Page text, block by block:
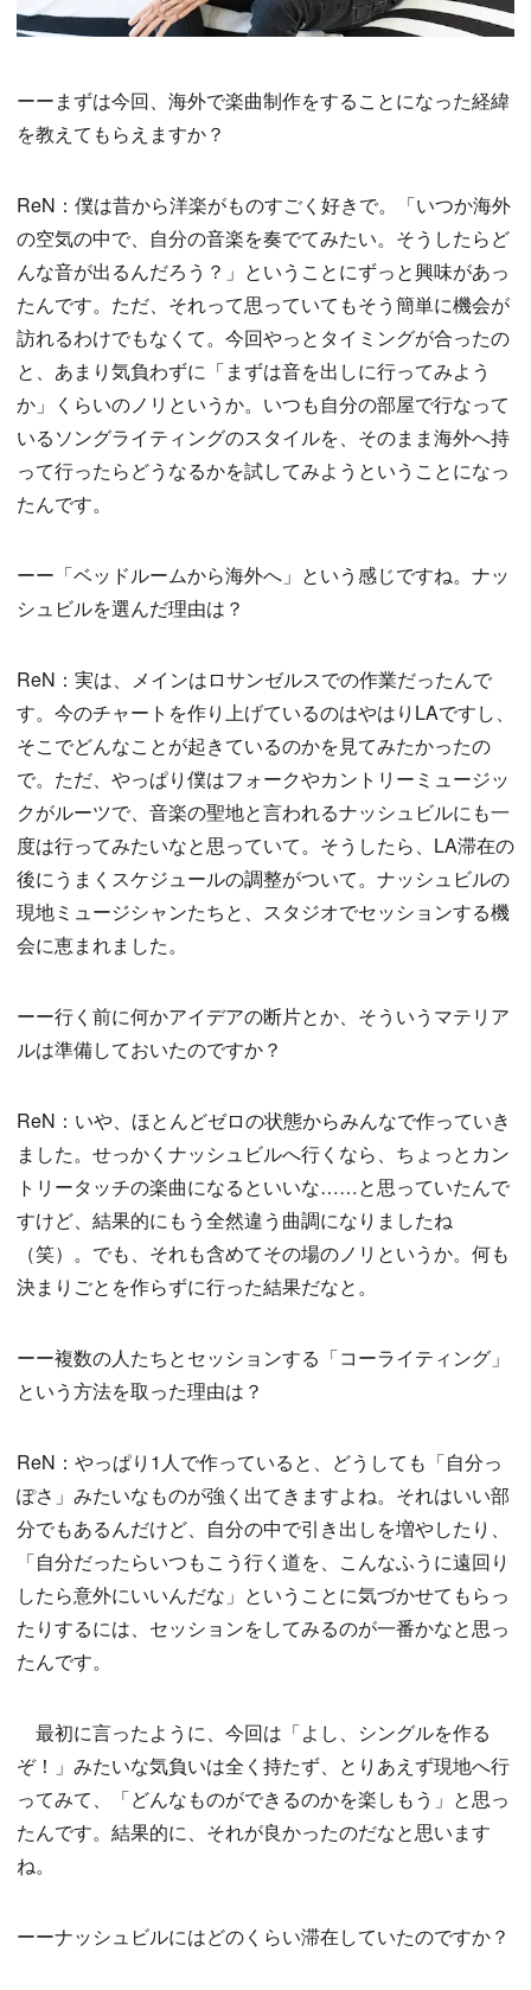
ーーまずは今回、海外で楽曲制作をすることになった経緯
を教えてもらえますか？
ReN：僕は昔から洋楽がものすごく好きで。「いつか海外
の空気の中で、自分の音楽を奏でてみたい。そうしたらど
んな音が出るんだろう？」ということにずっと興味があっ
たんです。ただ、それって思っていてもそう簡単に機会が
訪れるわけでもなくて。今回やっとタイミングが合ったの
と、あまり気負わずに「まずは音を出しに行ってみよう
か」くらいのノリというか。いつも自分の部屋で行なって
いるソングライティングのスタイルを、そのまま海外へ持
って行ったらどうなるかを試してみようということになっ
たんです。
ーー「ベッドルームから海外へ」という感じですね。ナッ
シュビルを選んだ理由は？
ReN：実は、メインはロサンゼルスでの作業だったんで
す。今のチャートを作り上げているのはやはりLAですし、
そこでどんなことが起きているのかを見てみたかったの
で。ただ、やっぱり僕はフォークやカントリーミュージッ
クがルーツで、音楽の聖地と言われるナッシュビルにも一
度は行ってみたいなと思っていて。そうしたら、LA滞在の
後にうまくスケジュールの調整がついて。ナッシュビルの
現地ミュージシャンたちと、スタジオでセッションする機
会に恵まれました。
ーー行く前に何かアイデアの断片とか、そういうマテリア
ルは準備しておいたのですか？
ReN：いや、ほとんどゼロの状態からみんなで作っていき
ました。せっかくナッシュビルへ行くなら、ちょっとカン
トリータッチの楽曲になるといいな……と思っていたんで
すけど、結果的にもう全然違う曲調になりましたね
（笑）。でも、それも含めてその場のノリというか。何も
決まりごとを作らずに行った結果だなと。
ーー複数の人たちとセッションする「コーライティング」
という方法を取った理由は？
ReN：やっぱり1人で作っていると、どうしても「自分っ
ぽさ」みたいなものが強く出てきますよね。それはいい部
分でもあるんだけど、自分の中で引き出しを増やしたり、
「自分だったらいつもこう行く道を、こんなふうに遠回り
したら意外にいいんだな」ということに気づかせてもらっ
たりするには、セッションをしてみるのが一番かなと思っ
たんです。
最初に言ったように、今回は「よし、シングルを作る
ぞ！」みたいな気負いは全く持たず、とりあえず現地へ行
ってみて、「どんなものができるのかを楽しもう」と思っ
たんです。結果的に、それが良かったのだなと思います
ね。
ーーナッシュビルにはどのくらい滞在していたのですか？